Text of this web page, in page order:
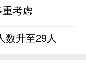
考虑
数升至29人